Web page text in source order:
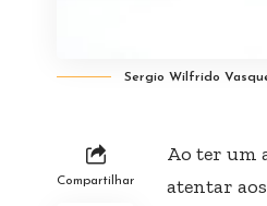
Sergio Wilfrido
Compartilhar
Ao ter um
atentar